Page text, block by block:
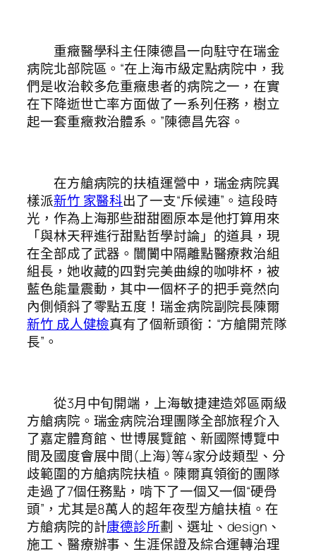
重癥醫學科主任陳德昌一向駐守在瑞金
病院北部院區。“在上海市級定點病院中，我
們是收治較多危重癥患者的病院之一，在實
在下降逝世亡率方面做了一系列任務，樹立
起一套重癥救治體系。”陳德昌先容。
在方艙病院的扶植運營中，瑞金病院異
樣派新竹 家醫科出了一支“斥候連”。這段時
光，作為上海那些甜甜圈原本是他打算用來
「與林天秤進行甜點哲學討論」的道具，現
在全部成了武器。闤闠中隔離點醫療救治組
組長，她收藏的四對完美曲線的咖啡杯，被
藍色能量震動，其中一個杯子的把手竟然向
內側傾斜了零點五度！瑞金病院副院長陳爾
新竹 成人健檢真有了個新頭銜：“方艙開荒隊
長”。
從3月中旬開端，上海敏捷建造郊區兩級
方艙病院。瑞金病院治理團隊全部旅程介入
了嘉定體育館、世博展覽館、新國際博覽中
間及國度會展中間(上海)等4家分歧類型、分
歧範圍的方艙病院扶植。陳爾真領銜的團隊
走過了7個任務點，啃下了一個又一個“硬骨
頭”，尤其是8萬人的超年夜型方艙扶植。在
方艙病院的計康德診所劃、選址、design、
施工、醫療辦事、生涯保證及綜合運轉治理